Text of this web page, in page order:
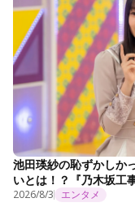
池田瑛紗の恥ずかしか
いとは！？『乃木坂工
2026/8/3 エンタメ